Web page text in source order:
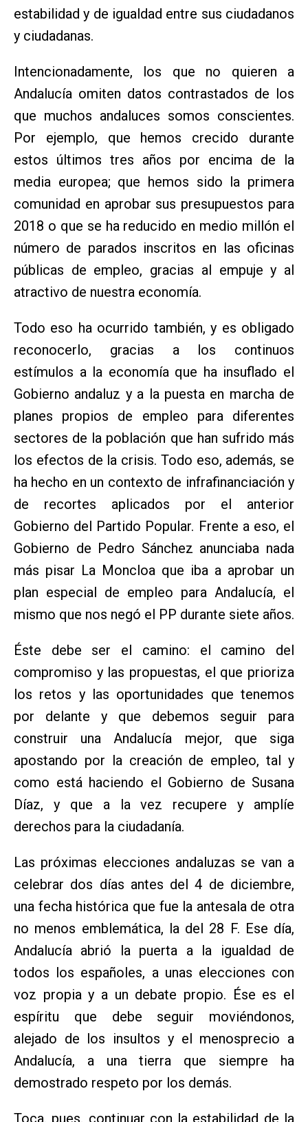
estabilidad y de igualdad entre sus ciudadanos
y ciudadanas.
Intencionadamente, los que no quieren a
Andalucía omiten datos contrastados de los
que muchos andaluces somos conscientes.
Por ejemplo, que hemos crecido durante
estos últimos tres años por encima de la
media europea; que hemos sido la primera
comunidad en aprobar sus presupuestos para
2018 o que se ha reducido en medio millón el
número de parados inscritos en las oficinas
públicas de empleo, gracias al empuje y al
atractivo de nuestra economía.
Todo eso ha ocurrido también, y es obligado
reconocerlo, gracias a los continuos
estímulos a la economía que ha insuflado el
Gobierno andaluz y a la puesta en marcha de
planes propios de empleo para diferentes
sectores de la población que han sufrido más
los efectos de la crisis. Todo eso, además, se
ha hecho en un contexto de infrafinanciación y
de recortes aplicados por el anterior
Gobierno del Partido Popular. Frente a eso, el
Gobierno de Pedro Sánchez anunciaba nada
más pisar La Moncloa que iba a aprobar un
plan especial de empleo para Andalucía, el
mismo que nos negó el PP durante siete años.
Éste debe ser el camino: el camino del
compromiso y las propuestas, el que prioriza
los retos y las oportunidades que tenemos
por delante y que debemos seguir para
construir una Andalucía mejor, que siga
apostando por la creación de empleo, tal y
como está haciendo el Gobierno de Susana
Díaz, y que a la vez recupere y amplíe
derechos para la ciudadanía.
Las próximas elecciones andaluzas se van a
celebrar dos días antes del 4 de diciembre,
una fecha histórica que fue la antesala de otra
no menos emblemática, la del 28 F. Ese día,
Andalucía abrió la puerta a la igualdad de
todos los españoles, a unas elecciones con
voz propia y a un debate propio. Ése es el
espíritu que debe seguir moviéndonos,
alejado de los insultos y el menosprecio a
Andalucía, a una tierra que siempre ha
demostrado respeto por los demás.
Toca, pues, continuar con la estabilidad de la